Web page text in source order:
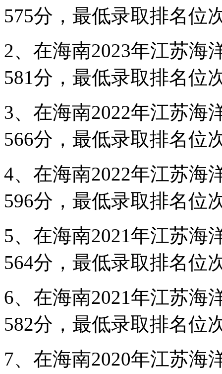
575分，最低录取排名位
2、在海南2023年江苏海
581分，最低录取排名位
3、在海南2022年江苏海
566分，最低录取排名位
4、在海南2022年江苏海
596分，最低录取排名位
5、在海南2021年江苏海
564分，最低录取排名位
6、在海南2021年江苏海
582分，最低录取排名位
7、在海南2020年江苏海